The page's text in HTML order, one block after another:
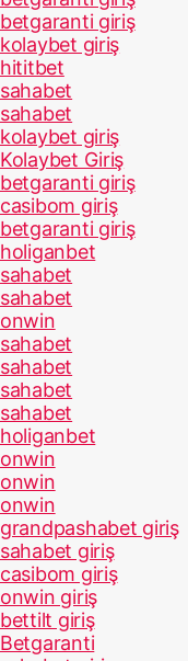
betgaranti giriş
kolaybet giriş
hititbet
sahabet
sahabet
kolaybet giriş
Kolaybet Giriş
betgaranti giriş
casibom giriş
betgaranti giriş
holiganbet
sahabet
sahabet
onwin
sahabet
sahabet
sahabet
sahabet
holiganbet
onwin
onwin
onwin
grandpashabet giriş
sahabet giriş
casibom giriş
onwin giriş
bettilt giriş
Betgaranti